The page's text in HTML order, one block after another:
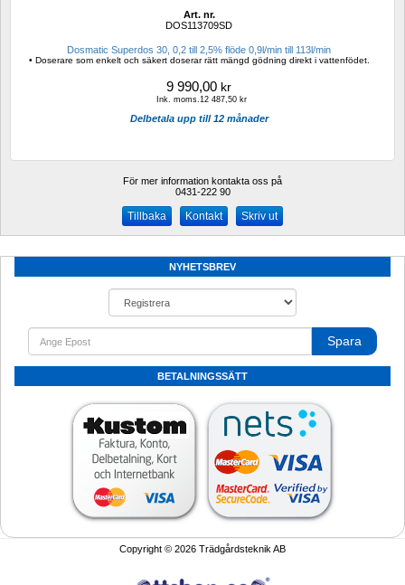
Art. nr.
DOS113709SD
Dosmatic Superdos 30, 0,2 till 2,5% flöde 0,9l/min till 113l/min
• Doserare som enkelt och säkert doserar rätt mängd gödning direkt i vattenfödet.
9 990,00 kr
Ink. moms.12 487,50 kr
Delbetala upp till 12 månader
För mer information kontakta oss på
0431-222 90
Kontakt Skriv ut
NYHETSBREV
Spara
BETALNINGSSÄTT
Copyright © 2026 Trädgårdsteknik AB